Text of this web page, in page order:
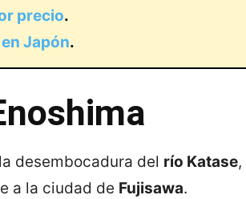
precio.
Japón.
desembocadura del río Katase
a la ciudad de Fujisawa.